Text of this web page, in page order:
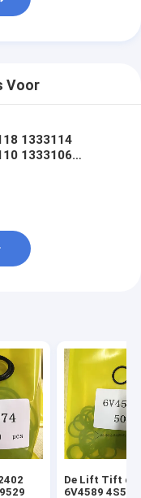
Voor
1333114
1333106
De Lift Tift die
6V4589